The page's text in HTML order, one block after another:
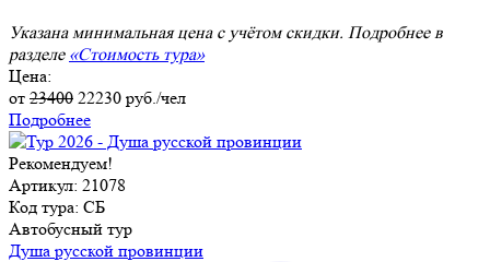
Указана минимальная цена с учётом скидки. Подробнее в
разделе «Стоимость тура»
Цена:
от 23400 22230 руб./чел
Подробнее
Рекомендуем!
Артикул: 21078
Код тура: СБ
Автобусный тур
Душа русской провинции